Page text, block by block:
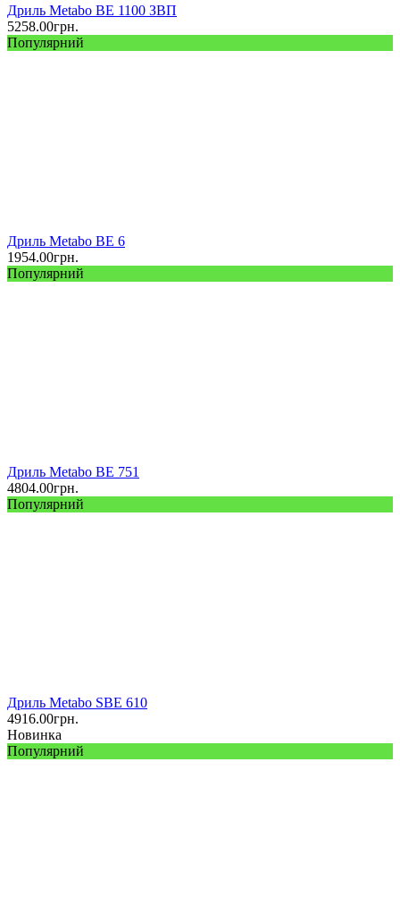
Дриль Metabo BE 1100 ЗВП
5258.00грн.
Популярний
Дриль Metabo BE 6
1954.00грн.
Популярний
Дриль Metabo BE 751
4804.00грн.
Популярний
Дриль Metabo SBE 610
4916.00грн.
Новинка
Популярний